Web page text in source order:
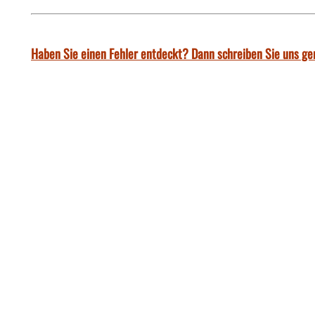
Haben Sie einen Fehler entdeckt? Dann schreiben Sie uns